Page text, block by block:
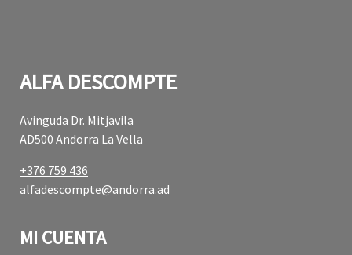
ALFA DESCOMPTE
Avinguda Dr. Mitjavila
AD500 Andorra La Vella
+376 759 436
alfadescompte@andorra.ad
MI CUENTA